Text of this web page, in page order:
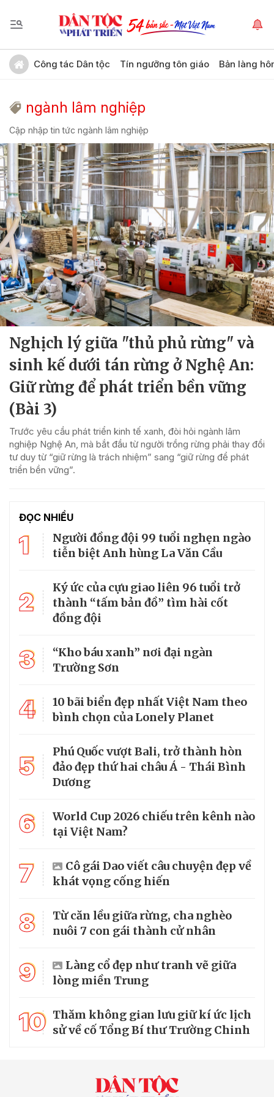
Công tác Dân tộc Tín ngưỡng tôn giáo Bản làng
ngành lâm nghiệp
Cập nhập tin tức ngành lâm nghiệp
Nghịch lý giữa "thủ phủ rừng" và
sinh kế dưới tán rừng ở Nghệ An:
Giữ rừng để phát triển bền vững
(Bài 3)
Trước yêu cầu phát triển kinh tế xanh, đòi hỏi ngành lâm
nghiệp Nghệ An, mà bắt đầu từ người trồng rừng phải thay đổi
tư duy từ “giữ rừng là trách nhiệm” sang “giữ rừng để phát
triển bền vững”.
ĐỌC NHIỀU
1
Người đồng đội 99 tuổi nghẹn ngào
tiễn biệt Anh hùng La Văn Cầu
2
Ký ức của cựu giao liên 96 tuổi trở
thành “tấm bản đồ” tìm hài cốt
đồng đội
3
“Kho báu xanh” nơi đại ngàn
Trường Sơn
4
10 bãi biển đẹp nhất Việt Nam theo
bình chọn của Lonely Planet
5
Phú Quốc vượt Bali, trở thành hòn
đảo đẹp thứ hai châu Á - Thái Bình
Dương
6
World Cup 2026 chiếu trên kênh nào
tại Việt Nam?
7
Cô gái Dao viết câu chuyện đẹp về
khát vọng cống hiến
8
Từ căn lều giữa rừng, cha nghèo
nuôi 7 con gái thành cử nhân
9
Làng cổ đẹp như tranh vẽ giữa
lòng miền Trung
10 Thăm không gian lưu giữ kí ức lịch
sử về cố Tổng Bí thư Trường Chinh